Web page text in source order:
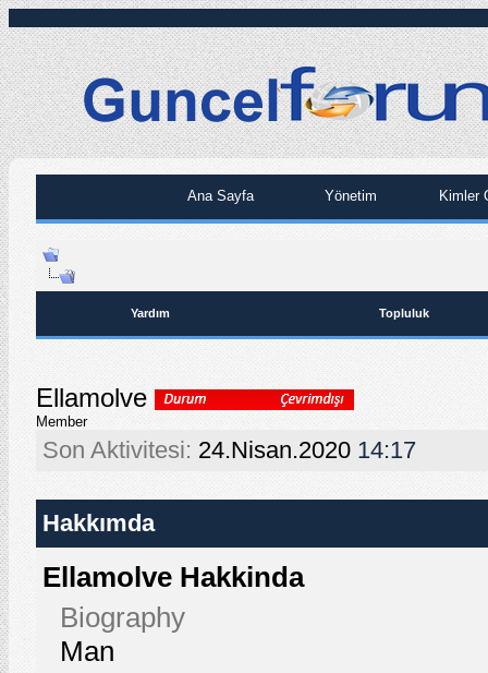
Ana Sayfa Yönetim Kimler
Yardım Topluluk
Ellamolve
Member
Son Aktivitesi: 24.Nisan.2020 14:17
Hakkımda
Ellamolve Hakkinda
Biography
Man